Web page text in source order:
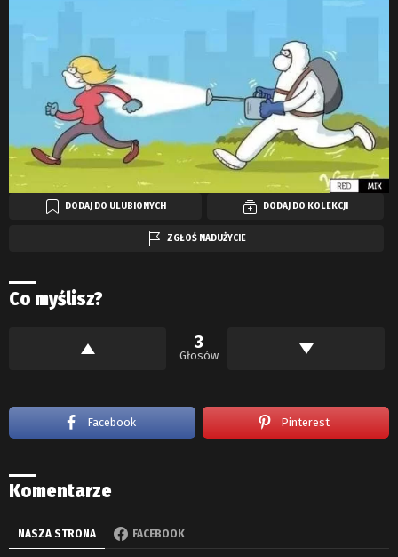
DODAJ DO ULUBIONYCH DODAJ DO KOLEKCJI
ZGŁOŚ NADUŻYCIE
Co myślisz?
3
Głosów
Facebook Pinterest
Komentarze
NASZA STRONA FACEBOOK